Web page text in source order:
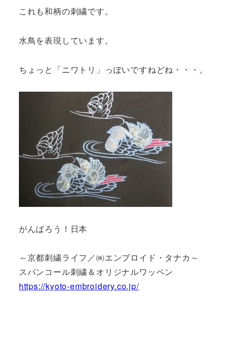
これも和柄の刺繍です。
水鳥を表現しています。
ちょっと「ニワトリ」っぽいですねどね・・・。
がんばろう！日本
～京都刺繍ライフ／㈱エンブロイド・タナカ～
スパンコール刺繍＆オリジナルワッペン
https://kyoto-embroidery.co.jp/